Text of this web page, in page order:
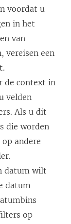
voordat u
in het
van
vereisen een
de context in
velden
Als u dit
die worden
andere
datum wilt
datum
op